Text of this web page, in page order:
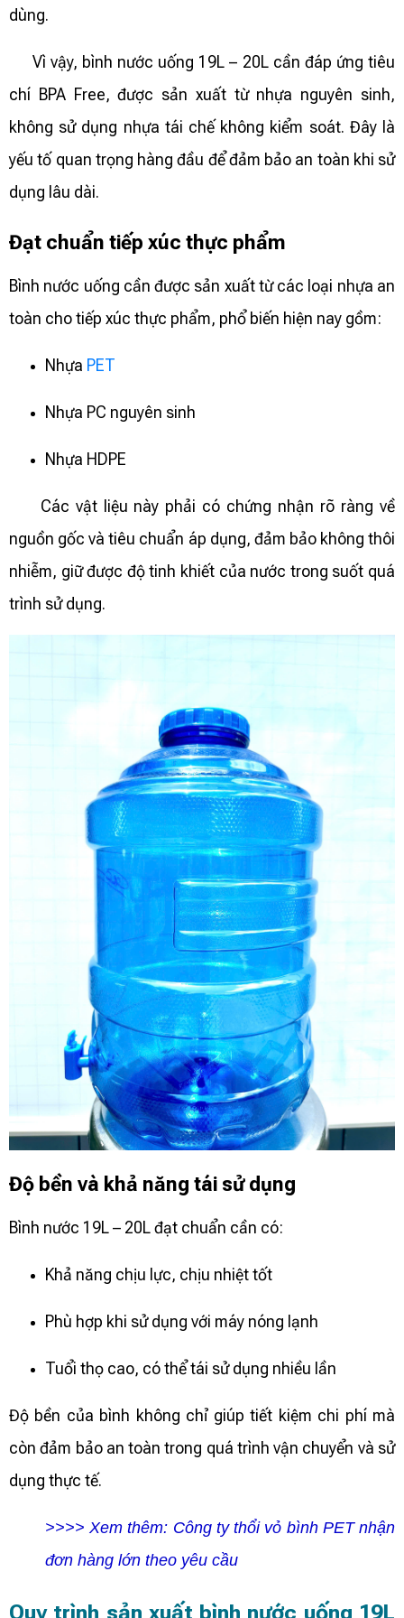
dùng.
Vì vậy, bình nước uống 19L – 20L cần đáp ứng tiêu
chí BPA Free, được sản xuất từ nhựa nguyên sinh,
không sử dụng nhựa tái chế không kiểm soát. Đây là
yếu tố quan trọng hàng đầu để đảm bảo an toàn khi sử
dụng lâu dài.
Đạt chuẩn tiếp xúc thực phẩm
Bình nước uống cần được sản xuất từ các loại nhựa an
toàn cho tiếp xúc thực phẩm, phổ biến hiện nay gồm:
Nhựa PET
Nhựa PC nguyên sinh
Nhựa HDPE
Các vật liệu này phải có chứng nhận rõ ràng về
nguồn gốc và tiêu chuẩn áp dụng, đảm bảo không thôi
nhiễm, giữ được độ tinh khiết của nước trong suốt quá
trình sử dụng.
Độ bền và khả năng tái sử dụng
Bình nước 19L – 20L đạt chuẩn cần có:
Khả năng chịu lực, chịu nhiệt tốt
Phù hợp khi sử dụng với máy nóng lạnh
Tuổi thọ cao, có thể tái sử dụng nhiều lần
Độ bền của bình không chỉ giúp tiết kiệm chi phí mà
còn đảm bảo an toàn trong quá trình vận chuyển và sử
dụng thực tế.
>>>> Xem thêm: Công ty thổi vỏ bình PET nhận
đơn hàng lớn theo yêu cầu
Quy trình sản xuất bình nước uống 19L